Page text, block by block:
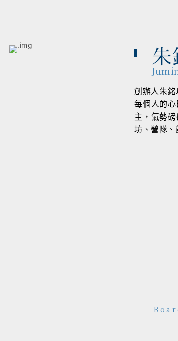
創辦人朱
每個人的
主，氣勢
坊、營隊、